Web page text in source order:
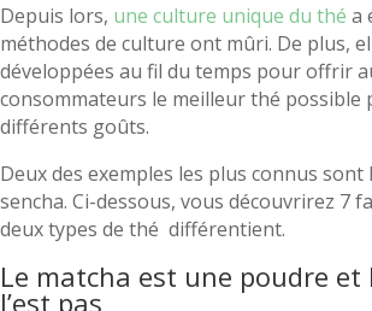
Depuis lors, une culture unique du thé a
méthodes de culture ont mûri. De plus,
développées au fil du temps pour offrir
consommateurs le meilleur thé possible
différents goûts.
Deux des exemples les plus connus sont
sencha. Ci-dessous, vous découvrirez 7
deux types de thé différentient.
Le matcha est une poudre et
l’est pas